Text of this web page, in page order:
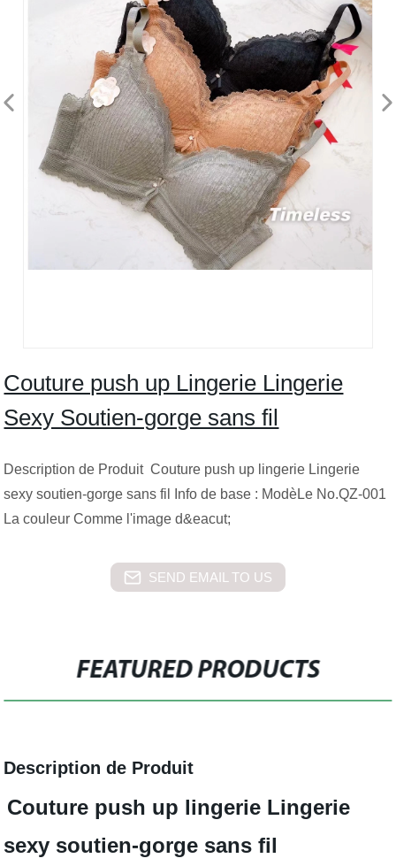
Couture push up Lingerie Lingerie
Sexy Soutien-gorge sans fil
Description de Produit Couture push up lingerie Lingerie
sexy soutien-gorge sans fil Info de base : ModèLe No.QZ-001
La couleur Comme l'image d&eacut;
SEND EMAIL TO US
FEATURED PRODUCTS
Description de Produit
Couture push up lingerie Lingerie
sexy soutien-gorge sans fil